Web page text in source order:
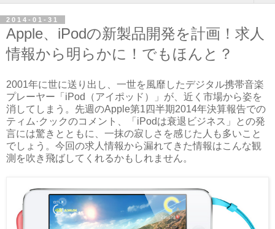
2014-01-31
Apple、iPodの新製品開発を計画！求人
情報から明らかに！でもほんと？
2001年に世に送り出し、一世を風靡したデジタル携帯音楽
プレーヤー「iPod（アイポッド）」が、近く市場から姿を
消してしまう。先週のApple第1四半期2014年決算報告での
ティム·クックのコメント、「iPodは衰退ビジネス」との発
言には驚きとともに、一抹の寂しさを感じた人も多いこと
でしょう。今回の求人情報から漏れてきた情報はこんな観
測を吹き飛ばしてくれるかもしれません。